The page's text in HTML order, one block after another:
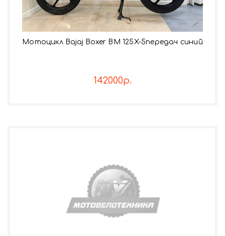
Мотоцикл Bajaj Boxer BM 125X-5передач синий
142000р.